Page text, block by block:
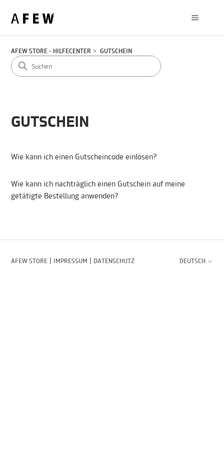
AFEW STORE - HILFECENTER GUTSCHEIN
GUTSCHEIN
Wie kann ich einen Gutscheincode einlösen?
Wie kann ich nachträglich einen Gutschein auf meine
getätigte Bestellung anwenden?
AFEW STORE | IMPRESSUM | DATENSCHUTZ DEUTSCH